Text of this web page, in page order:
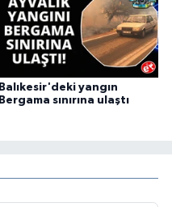
Balıkesir'deki yangın
Bergama sınırına ulaştı